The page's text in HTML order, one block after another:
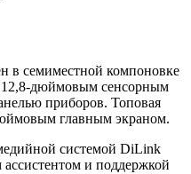
в семиместной компоновке
12,8-дюймовым сенсорным
приборов. Топовая
главным экраном.
системой DiLink
и поддержкой